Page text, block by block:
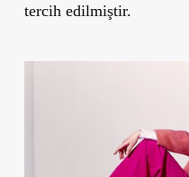
tercih edilmiştir.